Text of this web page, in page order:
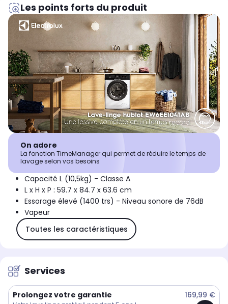
Les points forts du produit
On adore
La fonction TimeManager qui permet de réduire le temps de
lavage selon vos besoins
Capacité L (10,5kg) - Classe A
L x H x P : 59.7 x 84.7 x 63.6 cm
Essorage élevé (1400 trs) - Niveau sonore de 76dB
Vapeur
Toutes les caractéristiques
Services
Prolongez votre garantie 169,99 €